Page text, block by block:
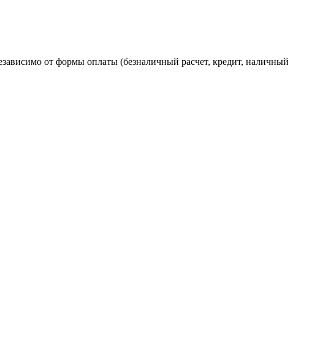
от формы оплаты (безналичный расчет, кредит, наличный